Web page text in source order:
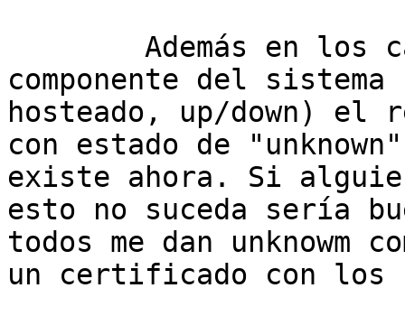
componente del
hosteado, up/down)
con estado de
existe ahora. Si
esto no suceda sería
todos me dan
un certificado con